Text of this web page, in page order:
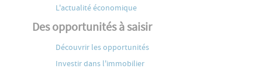
L'actualité économique
Des opportunités à saisir
Découvrir les opportunités
Investir dans l'immobilier